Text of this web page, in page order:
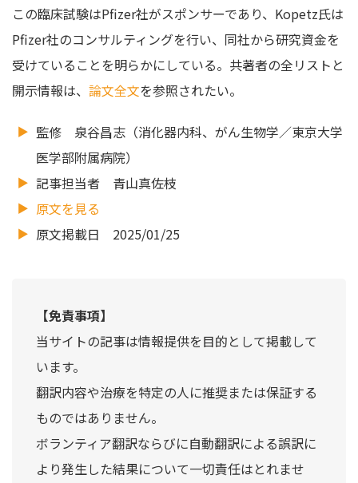
この臨床試験はPfizer社がスポンサーであり、Kopetz氏は
Pfizer社のコンサルティングを行い、同社から研究資金を
受けていることを明らかにしている。共著者の全リストと
開示情報は、 論文全文を参照されたい。
監修 泉谷昌志（消化器内科、がん生物学／東京大学
医学部附属病院）
記事担当者 青山真佐枝
原文を見る
原文掲載日 2025/01/25
【免責事項】
当サイトの記事は情報提供を目的として掲載して
います。
翻訳内容や治療を特定の人に推奨または保証する
ものではありません。
ボランティア翻訳ならびに自動翻訳による誤訳に
より発生した結果について一切責任はとれませ